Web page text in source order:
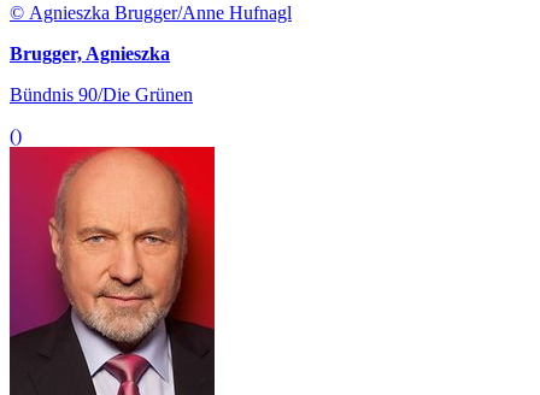
© Agnieszka Brugger/Anne Hufnagl
Brugger, Agnieszka
Bündnis 90/Die Grünen
()